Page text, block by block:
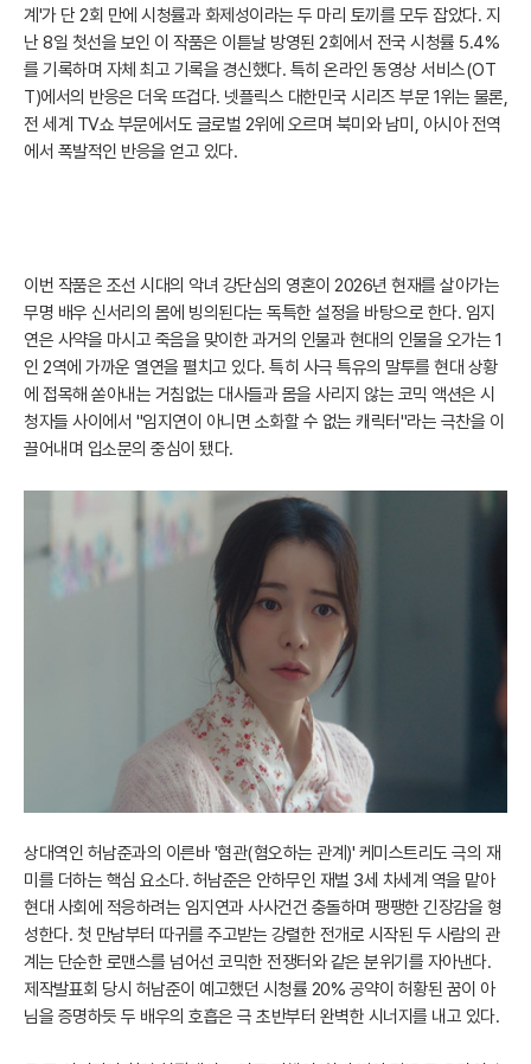
계'가 단 2회 만에 시청률과 화제성이라는 두 마리 토끼를 모두 잡았다. 지
난 8일 첫선을 보인 이 작품은 이튿날 방영된 2회에서 전국 시청률 5.4%
를 기록하며 자체 최고 기록을 경신했다. 특히 온라인 동영상 서비스(OT
T)에서의 반응은 더욱 뜨겁다. 넷플릭스 대한민국 시리즈 부문 1위는 물론,
전 세계 TV쇼 부문에서도 글로벌 2위에 오르며 북미와 남미, 아시아 전역
에서 폭발적인 반응을 얻고 있다.
이번 작품은 조선 시대의 악녀 강단심의 영혼이 2026년 현재를 살아가는
무명 배우 신서리의 몸에 빙의된다는 독특한 설정을 바탕으로 한다. 임지
연은 사약을 마시고 죽음을 맞이한 과거의 인물과 현대의 인물을 오가는 1
인 2역에 가까운 열연을 펼치고 있다. 특히 사극 특유의 말투를 현대 상황
에 접목해 쏟아내는 거침없는 대사들과 몸을 사리지 않는 코믹 액션은 시
청자들 사이에서 "임지연이 아니면 소화할 수 없는 캐릭터"라는 극찬을 이
끌어내며 입소문의 중심이 됐다.
상대역인 허남준과의 이른바 '혐관(혐오하는 관계)' 케미스트리도 극의 재
미를 더하는 핵심 요소다. 허남준은 안하무인 재벌 3세 차세계 역을 맡아
현대 사회에 적응하려는 임지연과 사사건건 충돌하며 팽팽한 긴장감을 형
성한다. 첫 만남부터 따귀를 주고받는 강렬한 전개로 시작된 두 사람의 관
계는 단순한 로맨스를 넘어선 코믹한 전쟁터와 같은 분위기를 자아낸다.
제작발표회 당시 허남준이 예고했던 시청률 20% 공약이 허황된 꿈이 아
님을 증명하듯 두 배우의 호흡은 극 초반부터 완벽한 시너지를 내고 있다.